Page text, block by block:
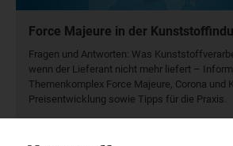
Force Majeure in der
Fragen und Antworten: Was
wenn der Lieferant nicht mehr liefert –
Themenkomplex Force Majeure, Corona und
Preisentwicklung sowie Tipps für die Praxis.